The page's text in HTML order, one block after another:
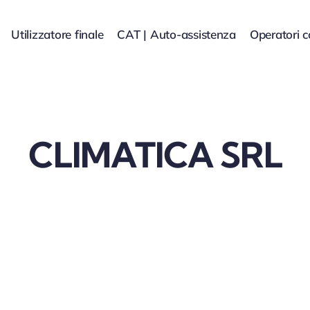
Utilizzatore finale CAT | Auto-assistenza Operatori
CLIMATICA SRL